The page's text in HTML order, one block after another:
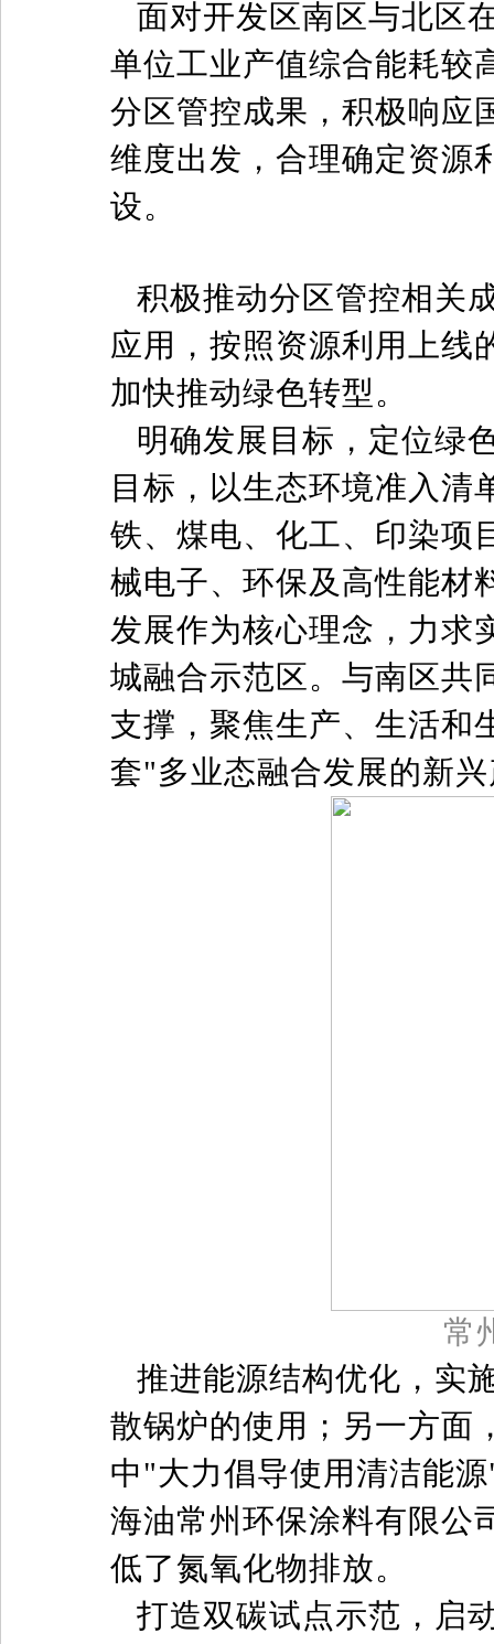
面对开发区南区与北区
单位工业产值综合能耗较
分区管控成果，积极响应
维度出发，合理确定资源
设。
积极推动分区管控相关
应用，按照资源利用上线
加快推动绿色转型。
明确发展目标，定位绿
目标，以生态环境准入清
铁、煤电、化工、印染项
械电子、环保及高性能材
发展作为核心理念，力求
城融合示范区。与南区共
支撑，聚焦生产、生活和
套"多业态融合发展的新
常
推进能源结构优化，实
散锅炉的使用；另一方面
中"大力倡导使用清洁能
海油常州环保涂料有限公
低了氮氧化物排放。
打造双碳试点示范，启